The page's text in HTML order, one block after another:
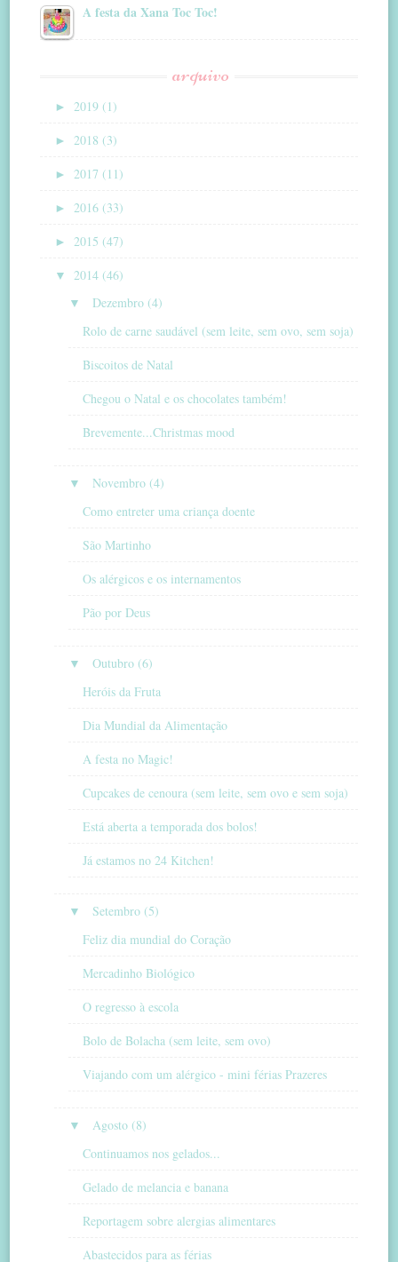
A festa da Xana Toc Toc!
arquivo
► 2019 (1)
► 2018 (3)
► 2017 (11)
► 2016 (33)
► 2015 (47)
▼ 2014 (46)
▼
Dezembro (4)
Rolo de carne saudável (sem leite, sem ovo, sem soja)
Biscoitos de Natal
Chegou o Natal e os chocolates também!
Brevemente...Christmas mood
▼
Novembro (4)
Como entreter uma criança doente
São Martinho
Os alérgicos e os internamentos
Pão por Deus
▼
Outubro (6)
Heróis da Fruta
Dia Mundial da Alimentação
A festa no Magic!
Cupcakes de cenoura (sem leite, sem ovo e sem soja)
Está aberta a temporada dos bolos!
Já estamos no 24 Kitchen!
▼
Setembro (5)
Feliz dia mundial do Coração
Mercadinho Biológico
O regresso à escola
Bolo de Bolacha (sem leite, sem ovo)
Viajando com um alérgico - mini férias Prazeres
▼
Agosto (8)
Continuamos nos gelados...
Gelado de melancia e banana
Reportagem sobre alergias alimentares
Abastecidos para as férias